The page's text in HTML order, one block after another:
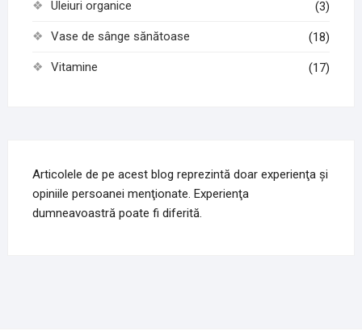
Uleiuri organice (3)
Vase de sânge sănătoase (18)
Vitamine (17)
Articolele de pe acest blog reprezintă doar experienţa şi
opiniile persoanei menţionate. Experienţa
dumneavoastră poate fi diferită.